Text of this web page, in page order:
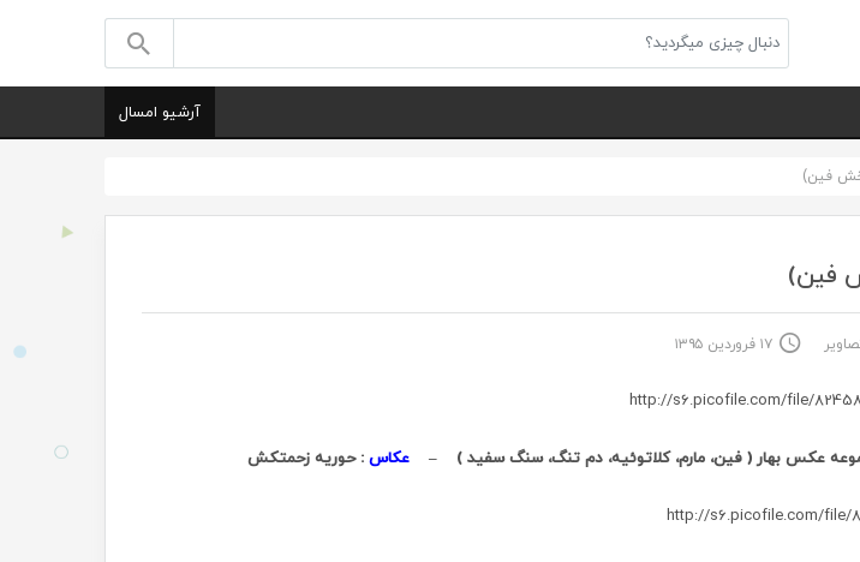
آرشیو امسال
فین)
فین)
۱۷ فروردین ۱۳۹۵
عکس بهار ( فین، مارم، کلاتوئیه، دم تنگ، سنگ سفید ) –عکاس : حوریه زحمتکش